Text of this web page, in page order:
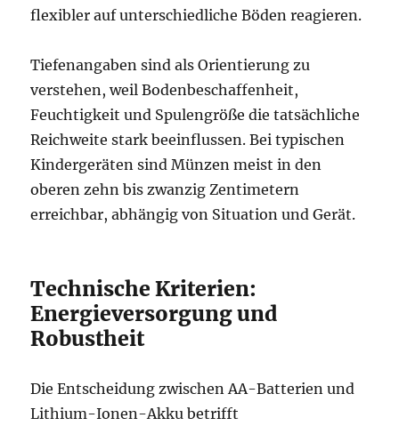
flexibler auf unterschiedliche Böden reagieren.
Tiefenangaben sind als Orientierung zu
verstehen, weil Bodenbeschaffenheit,
Feuchtigkeit und Spulengröße die tatsächliche
Reichweite stark beeinflussen. Bei typischen
Kindergeräten sind Münzen meist in den
oberen zehn bis zwanzig Zentimetern
erreichbar, abhängig von Situation und Gerät.
Technische Kriterien:
Energieversorgung und
Robustheit
Die Entscheidung zwischen AA-Batterien und
Lithium-Ionen-Akku betrifft